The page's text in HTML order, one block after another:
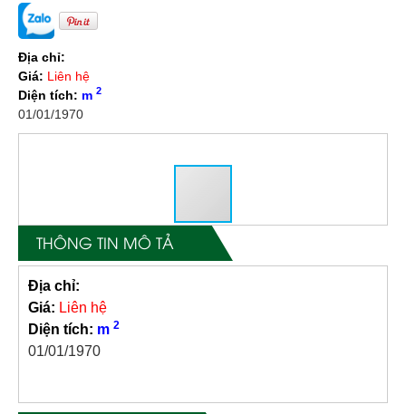
Địa chỉ:
Giá: Liên hệ
Diện tích: m 2
01/01/1970
THÔNG TIN MÔ TẢ
Địa chỉ:
Giá: Liên hệ
Diện tích: m 2
01/01/1970